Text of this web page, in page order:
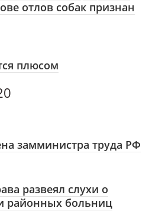
отлов собак признан
плюсом
замминистра труда РФ
развеял слухи о
районных больниц